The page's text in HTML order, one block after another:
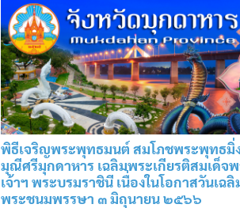
พิธีเจริญพระพุทธมนต์ สมโภชพระพุทธมิ่
มุณีศรีมุกดาหาร เฉลิมพระเกียรติสมเด็จ
เจ้าฯ พระบรมราชินี เนื่องในโอกาสวันเฉลิ
พระชนมพรรษา ๓ มิถุนายน ๒๕๖๖